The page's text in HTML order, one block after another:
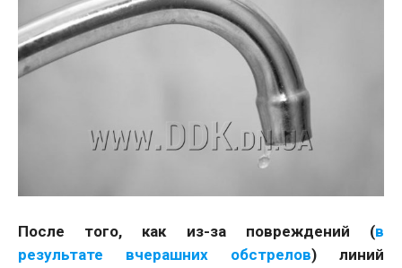
После того, как из-за повреждений (в
результате вчерашних обстрелов) линий